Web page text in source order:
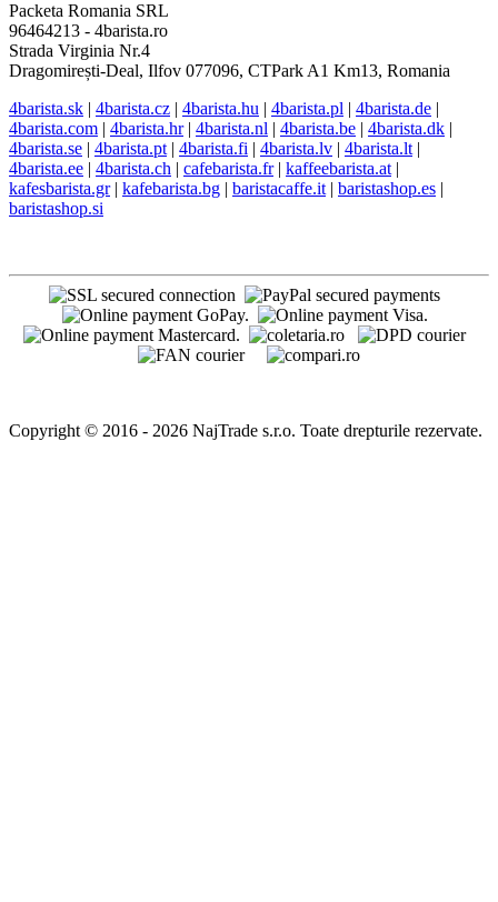
Packeta Romania SRL
96464213 - 4barista.ro
Strada Virginia Nr.4
Dragomirești-Deal, Ilfov 077096, CTPark A1 Km13, Romania
4barista.sk | 4barista.cz | 4barista.hu | 4barista.pl | 4barista.de |
4barista.com | 4barista.hr| 4barista.nl | 4barista.be | 4barista.dk |
4barista.se | 4barista.pt | 4barista.fi | 4barista.lv | 4barista.lt |
4barista.ee | 4barista.ch | cafebarista.fr| kaffeebarista.at |
kafesbarista.gr| kafebarista.bg | baristacaffe.it | baristashop.es |
baristashop.si
Copyright © 2016 - 2026 NajTrade s.r.o. Toate drepturile rezervate.